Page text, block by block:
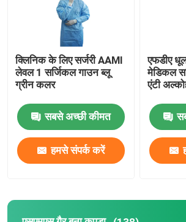
क्लिनिक के लिए सर्जरी AAMI
लेवल 1 सर्जिकल गाउन ब्लू
ग्रीन कलर
सबसे अच्छी कीमत
हमसे संपर्क करें
एफडीए
मेडिकल
एंटी